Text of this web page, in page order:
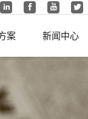
案 新闻中心